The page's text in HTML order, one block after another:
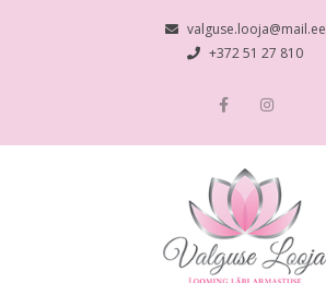
valguse.looja@mail.ee
+372 51 27 810